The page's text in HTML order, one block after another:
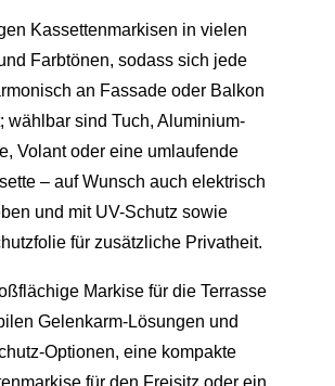
Kassettenmarkisen in vielen
Farbtönen, sodass sich jede
an Fassade oder Balkon
wählbar sind Tuch, Aluminium-
Volant oder eine umlaufende
– auf Wunsch auch elektrisch
und mit UV-Schutz sowie
für zusätzliche Privatheit.
Markise für die Terrasse
Gelenkarm-Lösungen und
Optionen, eine kompakte